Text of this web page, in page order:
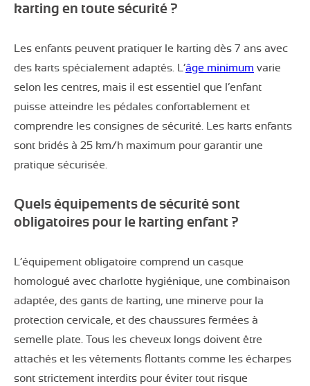
karting en toute sécurité ?
Les enfants peuvent pratiquer le karting dès 7 ans avec
des karts spécialement adaptés. L’âge minimum varie
selon les centres, mais il est essentiel que l’enfant
puisse atteindre les pédales confortablement et
comprendre les consignes de sécurité. Les karts enfants
sont bridés à 25 km/h maximum pour garantir une
pratique sécurisée.
Quels équipements de sécurité sont
obligatoires pour le karting enfant ?
L’équipement obligatoire comprend un casque
homologué avec charlotte hygiénique, une combinaison
adaptée, des gants de karting, une minerve pour la
protection cervicale, et des chaussures fermées à
semelle plate. Tous les cheveux longs doivent être
attachés et les vêtements flottants comme les écharpes
sont strictement interdits pour éviter tout risque